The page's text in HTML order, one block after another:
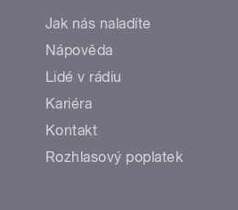
Jak nás naladíte
Nápověda
Lidé v rádiu
Kariéra
Kontakt
Rozhlasový poplatek